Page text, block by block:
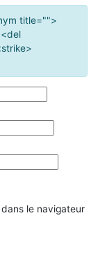
title="">
le navigateur